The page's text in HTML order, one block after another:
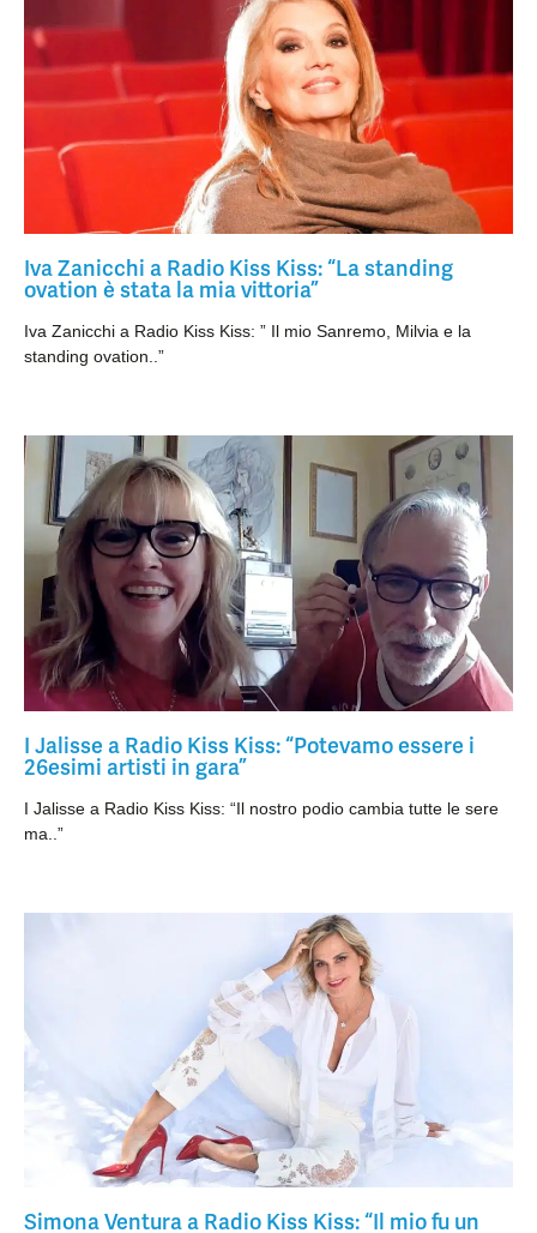
Iva Zanicchi a Radio Kiss Kiss: “La standing
ovation è stata la mia vittoria”
Iva Zanicchi a Radio Kiss Kiss: ” Il mio Sanremo, Milvia e la
standing ovation..”
I Jalisse a Radio Kiss Kiss: “Potevamo essere i
26esimi artisti in gara”
I Jalisse a Radio Kiss Kiss: “Il nostro podio cambia tutte le sere
ma..”
Simona Ventura a Radio Kiss Kiss: “Il mio fu un